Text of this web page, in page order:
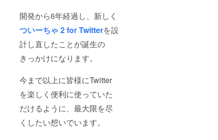
開発から6年経過し、新しく
ついーちゃ 2 for Twitterを設
計し直したことが誕生の
きっかけになります。
今まで以上に皆様にTwitter
を楽しく便利に使っていた
だけるように、最大限を尽
くしたい想いでいます。